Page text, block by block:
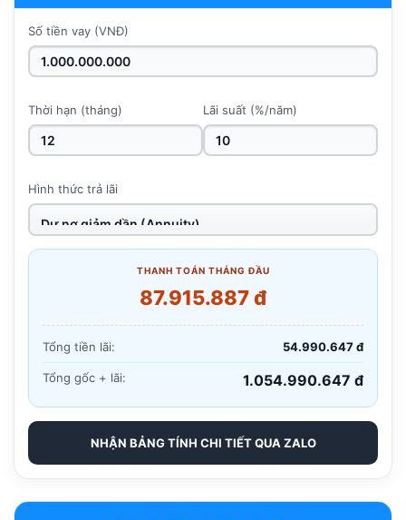
Số tiền vay (VNĐ)
Thời hạn (tháng) Lãi suất (%/năm)
Hình thức trả lãi
THANH TOÁN THÁNG ĐẦU
87.915.887 đ
Tổng tiền lãi: 54.990.647 đ
Tổng gốc + lãi: 1.054.990.647 đ
NHẬN BẢNG TÍNH CHI TIẾT QUA ZALO